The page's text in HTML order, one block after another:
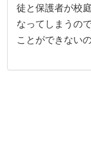
徒と保護者が校
なってしまうの
ことができない